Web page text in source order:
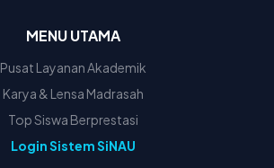
MENU UTAMA
Pusat Layanan Akademik
Karya & Lensa Madrasah
Top Siswa Berprestasi
Login Sistem SiNAU